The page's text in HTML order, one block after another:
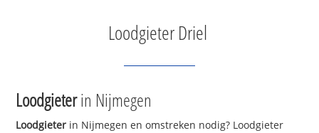
Loodgieter Driel
Loodgieterin Nijmegen
Loodgieter in Nijmegen en omstreken nodig? Loodgieter